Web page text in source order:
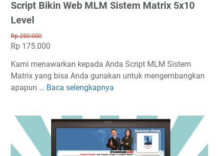
L
b
i
s
M
a
t
Script Bikin Web MLM Sistem Matrix 5x10
Level
Rp 250.000
Rp 175.000
Kami menawarkan kepada Anda Script MLM Sistem
Matrix yang bisa Anda gunakan untuk mengembangkan
apapun … Baca selengkapnya
i
p
t